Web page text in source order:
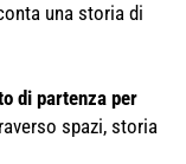
una storia di
di partenza per
spazi, storia